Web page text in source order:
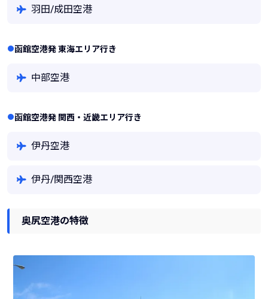
羽田/成田空港
函館空港発 東海エリア行き
中部空港
函館空港発 関西・近畿エリア行き
伊丹空港
伊丹/関西空港
奥尻空港の特徴